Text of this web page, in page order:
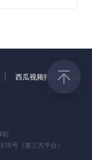
西瓜视频抖音火山版
号（第三方平台）